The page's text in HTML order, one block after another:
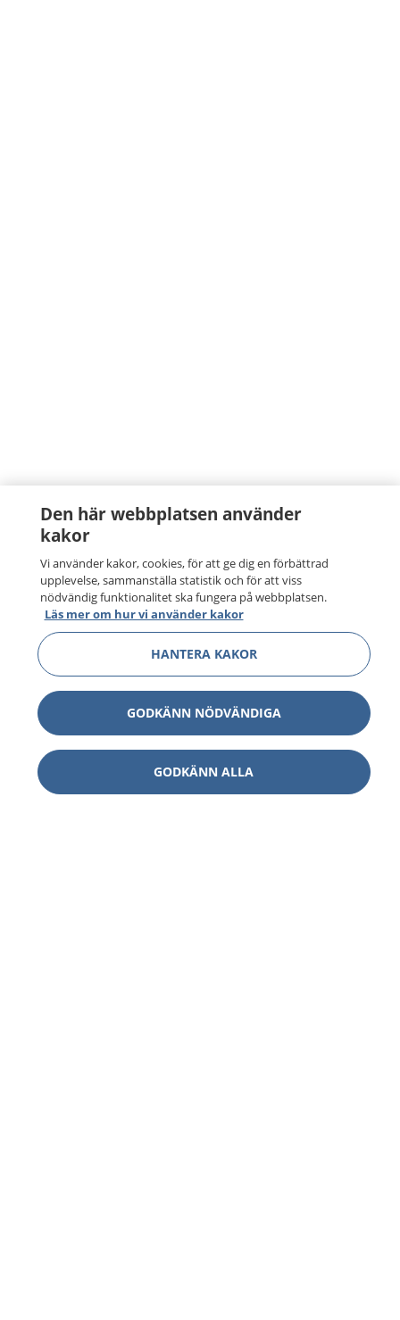
Den här webbplatsen använder
kakor
Vi använder kakor, cookies, för att ge dig en förbättrad
upplevelse, sammanställa statistik och för att viss
nödvändig funktionalitet ska fungera på webbplatsen.
Läs mer om hur vi använder kakor
HANTERA KAKOR
GODKÄNN NÖDVÄNDIGA
GODKÄNN ALLA